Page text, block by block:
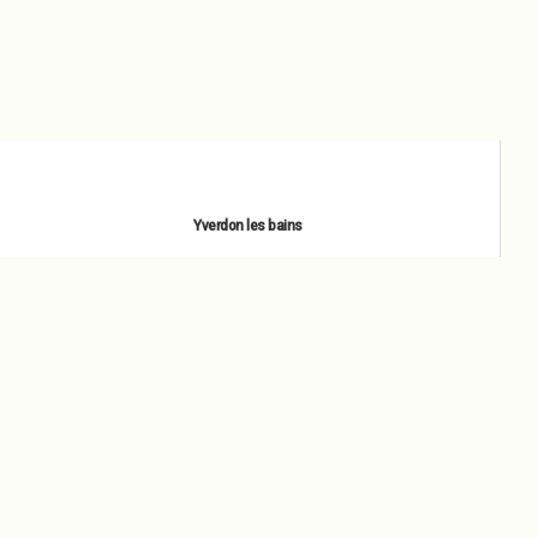
Yverdon les bains